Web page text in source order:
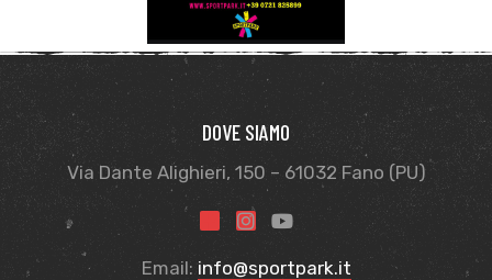
DOVE SIAMO
Via Dante Alighieri, 150 – 61032 Fano (PU)
Email: info@sportpark.it